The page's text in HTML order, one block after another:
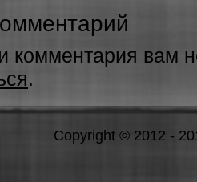
комментария вам
.
Copyright © 2012 -